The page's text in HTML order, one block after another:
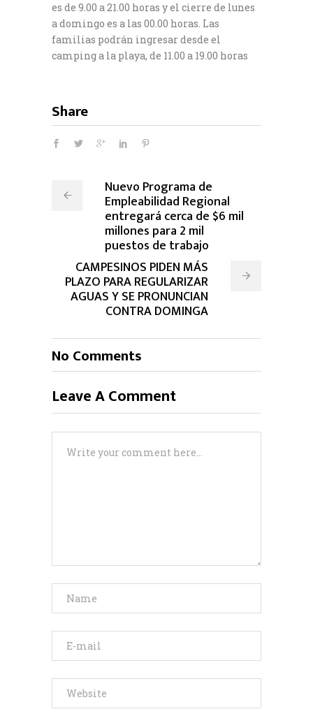
es de 9.00 a 21.00 horas y el cierre de lunes
a domingo es a las 00.00 horas. Las
familias podrán ingresar desde el
camping a la playa, de 11.00 a 19.00 horas
Share
Nuevo Programa de
Empleabilidad Regional
entregará cerca de $6 mil
millones para 2 mil
puestos de trabajo
CAMPESINOS PIDEN MÁS
PLAZO PARA REGULARIZAR
AGUAS Y SE PRONUNCIAN
CONTRA DOMINGA
No Comments
Leave A Comment